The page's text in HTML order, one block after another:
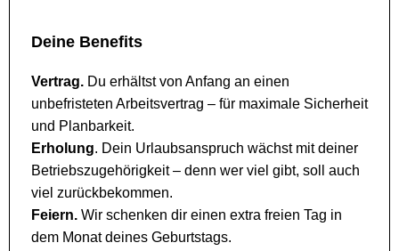
Deine Benefits
Vertrag. Du erhältst von Anfang an einen
unbefristeten Arbeitsvertrag – für maximale Sicherheit
und Planbarkeit.
Erholung. Dein Urlaubsanspruch wächst mit deiner
Betriebszugehörigkeit – denn wer viel gibt, soll auch
viel zurückbekommen.
Feiern. Wir schenken dir einen extra freien Tag in
dem Monat deines Geburtstags.